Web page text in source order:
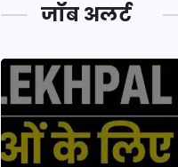
जॉब अलर्ट